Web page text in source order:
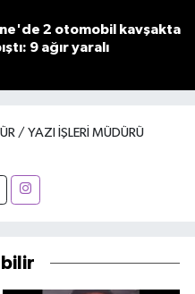
2 otomobil kavşakta
9 ağır yaralı
/ YAZI İŞLERI MÜDÜRÜ